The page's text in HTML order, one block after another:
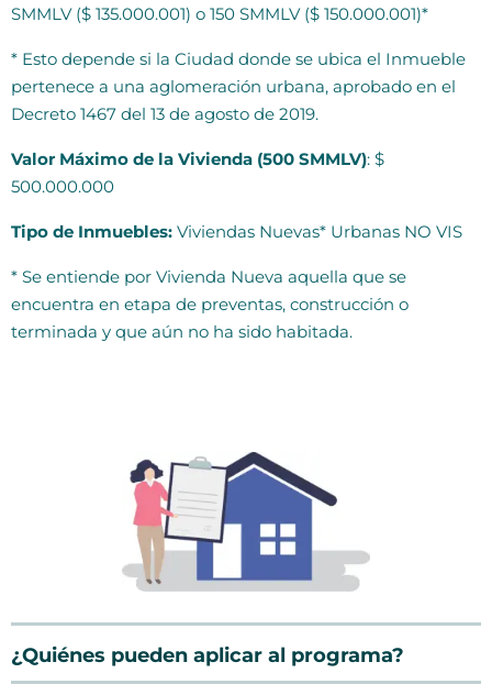
SMMLV ($ 135.000.001) o 150 SMMLV ($ 150.000.001)*
* Esto depende si la Ciudad donde se ubica el Inmueble
pertenece a una aglomeración urbana, aprobado en el
Decreto 1467 del 13 de agosto de 2019.
Valor Máximo de la Vivienda (500 SMMLV): $
500.000.000
Tipo de Inmuebles: Viviendas Nuevas* Urbanas NO VIS
* Se entiende por Vivienda Nueva aquella que se
encuentra en etapa de preventas, construcción o
terminada y que aún no ha sido habitada.
¿Quiénes pueden aplicar al programa?